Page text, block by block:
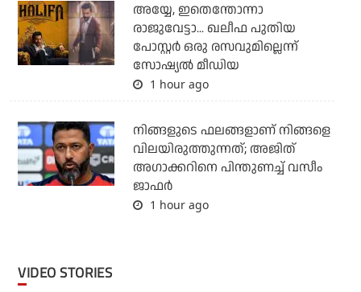
അയ്യേ, ഇതെന്തോന്നാ
രാജുവേട്ടാ... ഖലീഫ പുതിയ
പോസ്റ്റര്‍ ഒരു രസവുമില്ലെന്ന്
സോഷ്യല്‍ മീഡിയ
1 hour ago
നിങ്ങളുടെ ഫലങ്ങളാണ് നിങ്ങളെ
വിലയിരുത്തുന്നത്; അജിത്
അഗാക്കറിനെ പിന്തുണച്ച് വസീം
ജാഫര്‍
1 hour ago
VIDEO STORIES